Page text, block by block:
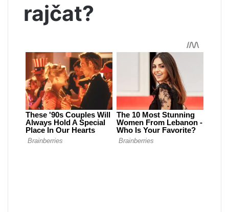
rajčat?